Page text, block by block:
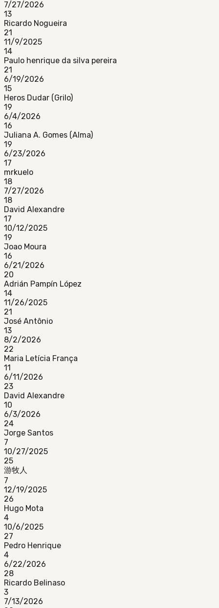
7/27/2026
13
Ricardo Nogueira
21
11/9/2025
14
Paulo henrique da silva pereira
21
6/19/2026
15
Heros Dudar (Grilo)
19
6/4/2026
16
Juliana A. Gomes (Alma)
19
6/23/2026
17
mrkuelo
18
7/27/2026
18
David Alexandre
17
10/12/2025
19
Joao Moura
16
6/21/2026
20
Adrián Pampín López
14
11/26/2025
21
José Antônio
13
8/2/2026
22
Maria Letícia França
11
6/11/2026
23
David Alexandre
10
6/3/2026
24
Jorge Santos
7
10/27/2025
25
游牧人
7
12/19/2025
26
Hugo Mota
4
10/6/2025
27
Pedro Henrique
4
6/22/2026
28
Ricardo Belinaso
3
7/13/2026